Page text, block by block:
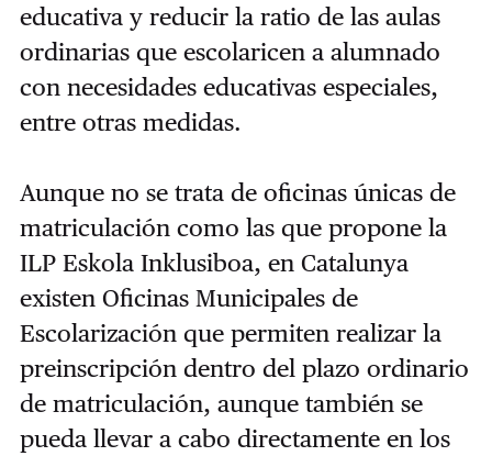
educativa y reducir la ratio de las aulas
ordinarias que escolaricen a alumnado
con necesidades educativas especiales,
entre otras medidas.
Aunque no se trata de oficinas únicas de
matriculación como las que propone la
ILP Eskola Inklusiboa, en Catalunya
existen Oficinas Municipales de
Escolarización que permiten realizar la
preinscripción dentro del plazo ordinario
de matriculación, aunque también se
pueda llevar a cabo directamente en los